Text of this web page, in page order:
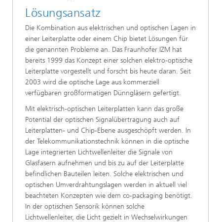
Lösungsansatz
Die Kombination aus elektrischen und optischen Lagen in
einer Leiterplatte oder einem Chip bietet Lösungen für
die genannten Probleme an. Das Fraunhofer IZM hat
bereits 1999 das Konzept einer solchen elektro-optische
Leiterplatte vorgestellt und forscht bis heute daran. Seit
2003 wird die optische Lage aus kommerziell
verfügbaren großformatigen Dünngläsern gefertigt.
Mit elektrisch-optischen Leiterplatten kann das große
Potential der optischen Signalübertragung auch auf
Leiterplatten- und Chip-Ebene ausgeschöpft werden. In
der Telekommunikationstechnik können in die optische
Lage integrierten Lichtwellenleiter die Signale von
Glasfasern aufnehmen und bis zu auf der Leiterplatte
befindlichen Bauteilen leiten. Solche elektrischen und
optischen Umverdrahtungslagen werden in aktuell viel
beachteten Konzepten wie dem co-packaging benötigt.
In der optischen Sensorik können solche
Lichtwellenleiter, die Licht gezielt in Wechselwirkungen